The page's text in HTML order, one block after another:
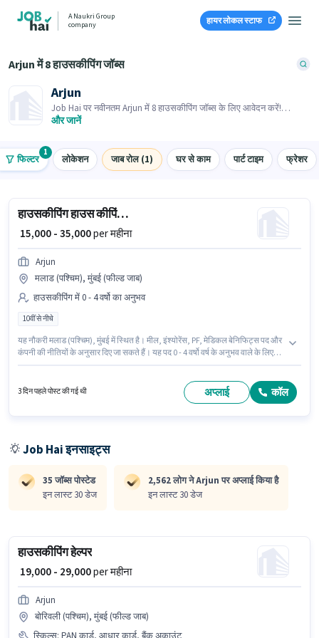
A Naukri Group
company
हायर लोकल स्टाफ
Arjun में 8 हाउसकीपिंग जॉब्स
Arjun
Job Hai पर नवीनतम Arjun में 8 हाउसकीपिंग जॉब्स के लिए आवेदन करें!
भर्तीकर्ता के पास आपके क्षेत्र में तत्काल रिक्तियां हैं।
और जानें
फिल्टर
1
लोकेशन जाब रोल (1) घर से काम पार्ट टाइम फ्रेशर
हाउसकीपिंग हाउस कीपिंग स्टाफ
₹ 15,000 - 35,000per महीना
Arjun
मलाड (पश्चिम), मुंबई (फील्ड जाब)
हाउसकीपिंग में 0 - 4 वर्षो का अनुभव
10वीं से नीचे
यह नौकरी मलाड (पश्चिम), मुंबई में स्थित है। मील, इंश्योरेंस, PF, मेडिकल बेनिफिट्स पद और
कंपनी की नीतियों के अनुसार दिए जा सकते हैं। यह पद 0 - 4 वर्षो वर्ष के अनुभव वाले के लिए
हाउसकीपिंग श्रेणी में हाउस कीपिंग स्टाफ के रूप में जुड़ें।
3 दिन पहले पोस्ट की गई थी अप्लाई कॉल
Job Hai इनसाइट्स
35 जॉब्स पोस्टेड
इन लास्ट 30 डेज
2,562 लोग ने Arjun पर अप्लाई किया है
इन लास्ट 30 डेज
हाउसकीपिंग हेल्पर
₹ 19,000 - 29,000per महीना
Arjun
बोरिवली (पश्चिम), मुंबई (फील्ड जाब)